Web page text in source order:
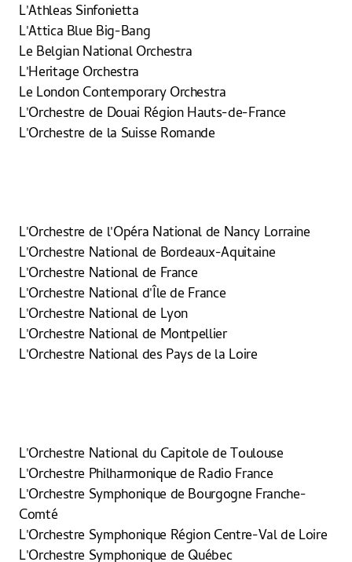
L'Athleas Sinfonietta
L'Attica Blue Big-Bang
Le Belgian National Orchestra
L'Heritage Orchestra
Le London Contemporary Orchestra
L'Orchestre de Douai Région Hauts-de-France
L'Orchestre de la Suisse Romande
L'Orchestre de l'Opéra National de Nancy Lorraine
L'Orchestre National de Bordeaux-Aquitaine
L'Orchestre National de France
L'Orchestre National d'Île de France
L'Orchestre National de Lyon
L'Orchestre National de Montpellier
L'Orchestre National des Pays de la Loire
L'Orchestre National du Capitole de Toulouse
L'Orchestre Philharmonique de Radio France
L'Orchestre Symphonique de Bourgogne Franche-
Comté
L'Orchestre Symphonique Région Centre-Val de Loire
L'Orchestre Symphonique de Québec